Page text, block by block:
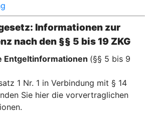
Informationen zur
nach den §§ 5 bis 19 ZKG
Entgeltinformationen (§§ 5 bis 9
1 Nr. 1 in Verbindung mit § 14
Sie hier die vorvertraglichen